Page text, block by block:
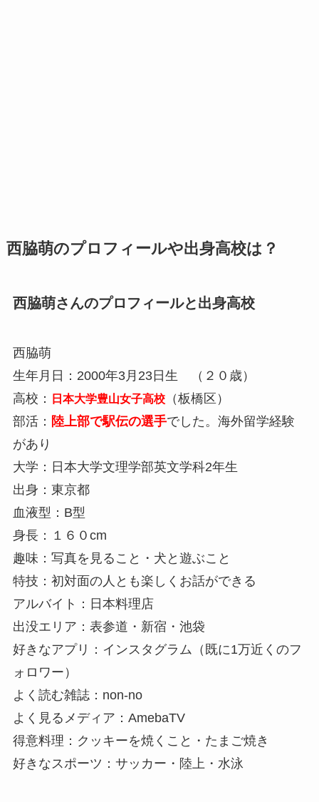
西脇萌のプロフィールや出身高校は？
西脇萌さんのプロフィールと出身高校
西脇萌
生年月日：2000年3月23日生 （２０歳）
高校：
日本大学豊山女子高校（板橋区）
部活： 陸上部で駅伝の選手でした。海外留学経験
があり
大学：日本大学文理学部英文学科2年生
出身：東京都
血液型：B型
身長：１６０cm
趣味：写真を見ること・犬と遊ぶこと
特技：初対面の人とも楽しくお話ができる
アルバイト：日本料理店
出没エリア：表参道・新宿・池袋
好きなアプリ：インスタグラム（既に1万近くのフ
ォロワー）
よく読む雑誌：non-no
よく見るメディア：AmebaTV
得意料理：クッキーを焼くこと・たまご焼き
好きなスポーツ：サッカー・陸上・水泳